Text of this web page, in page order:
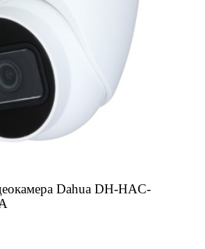
Dahua DH-HAC-